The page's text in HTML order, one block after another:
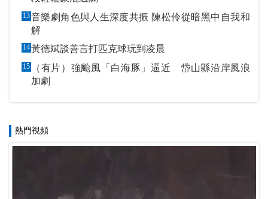
13音樂劇角色與人生深度共振 陳松伶從暗黑中自我和
解
14黃德斌談善言打匹克球玩到凌晨
15
（有片）強颱風「白海豚」逼近 岱山縣沿岸風浪
加劇
熱門視頻